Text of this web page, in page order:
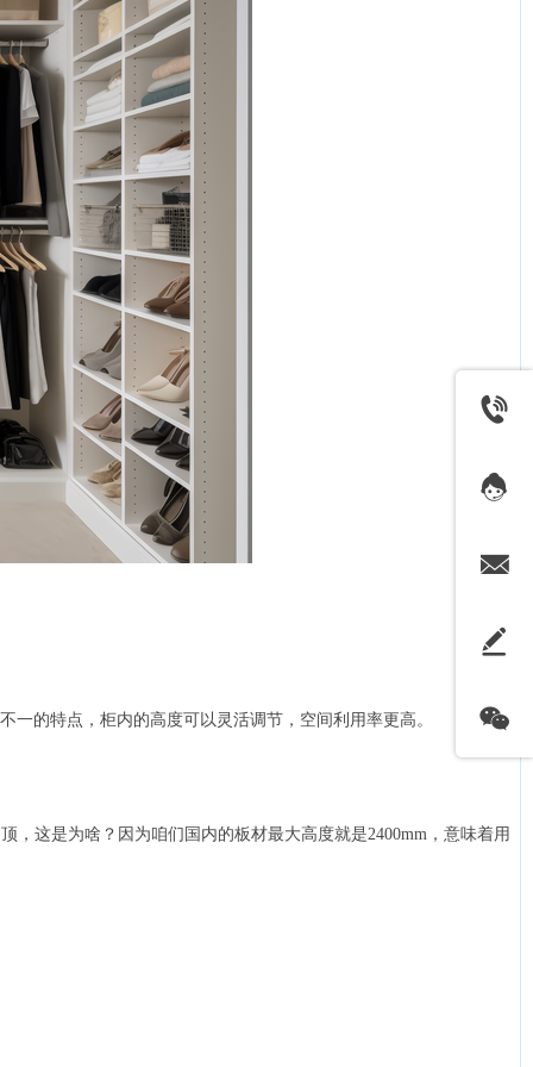
的特点，柜内的高度可以灵活调节，空间利用率更高。
这是为啥？因为咱们国内的板材最大高度就是2400mm，意味着用